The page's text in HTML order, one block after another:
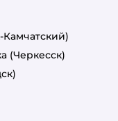
(Черкесск)